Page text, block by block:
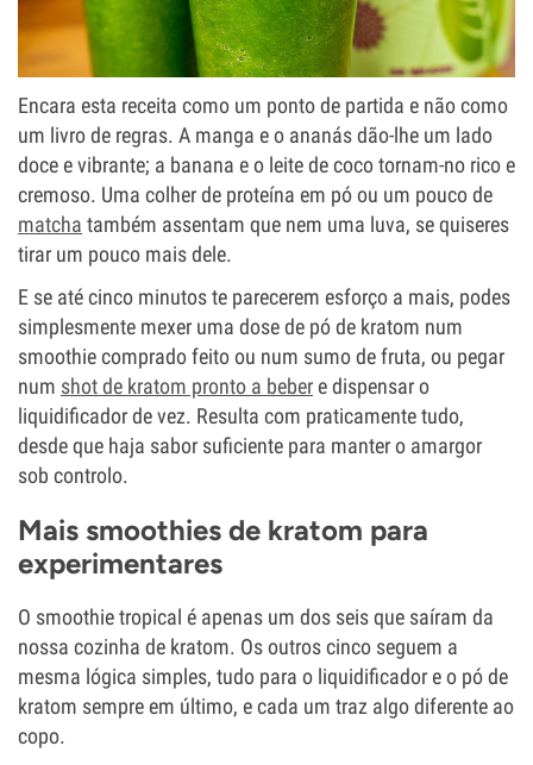
Encara esta receita como um ponto de partida e não como
um livro de regras. A manga e o ananás dão-lhe um lado
doce e vibrante; a banana e o leite de coco tornam-no rico e
cremoso. Uma colher de proteína em pó ou um pouco de
matcha também assentam que nem uma luva, se quiseres
tirar um pouco mais dele.
E se até cinco minutos te parecerem esforço a mais, podes
simplesmente mexer uma dose de pó de kratom num
smoothie comprado feito ou num sumo de fruta, ou pegar
num shot de kratom pronto a bebere dispensar o
liquidificador de vez. Resulta com praticamente tudo,
desde que haja sabor suficiente para manter o amargor
sob controlo.
Mais smoothies de kratom para
experimentares
O smoothie tropical é apenas um dos seis que saíram da
nossa cozinha de kratom. Os outros cinco seguem a
mesma lógica simples, tudo para o liquidificador e o pó de
kratom sempre em último, e cada um traz algo diferente ao
copo.